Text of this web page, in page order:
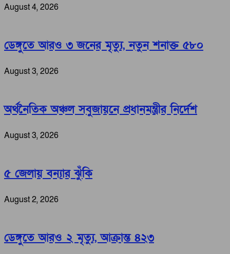
August 4, 2026
ডেঙ্গুতে আরও ৩ জনের মৃত্যু, নতুন শনাক্ত ৫৮০
August 3, 2026
অর্থনৈতিক অঞ্চল সবুজায়নে প্রধানমন্ত্রীর নির্দেশ
August 3, 2026
৫ জেলায় বন্যার ঝুঁকি
August 2, 2026
ডেঙ্গুতে আরও ২ মৃত্যু, আক্রান্ত ৪২৩